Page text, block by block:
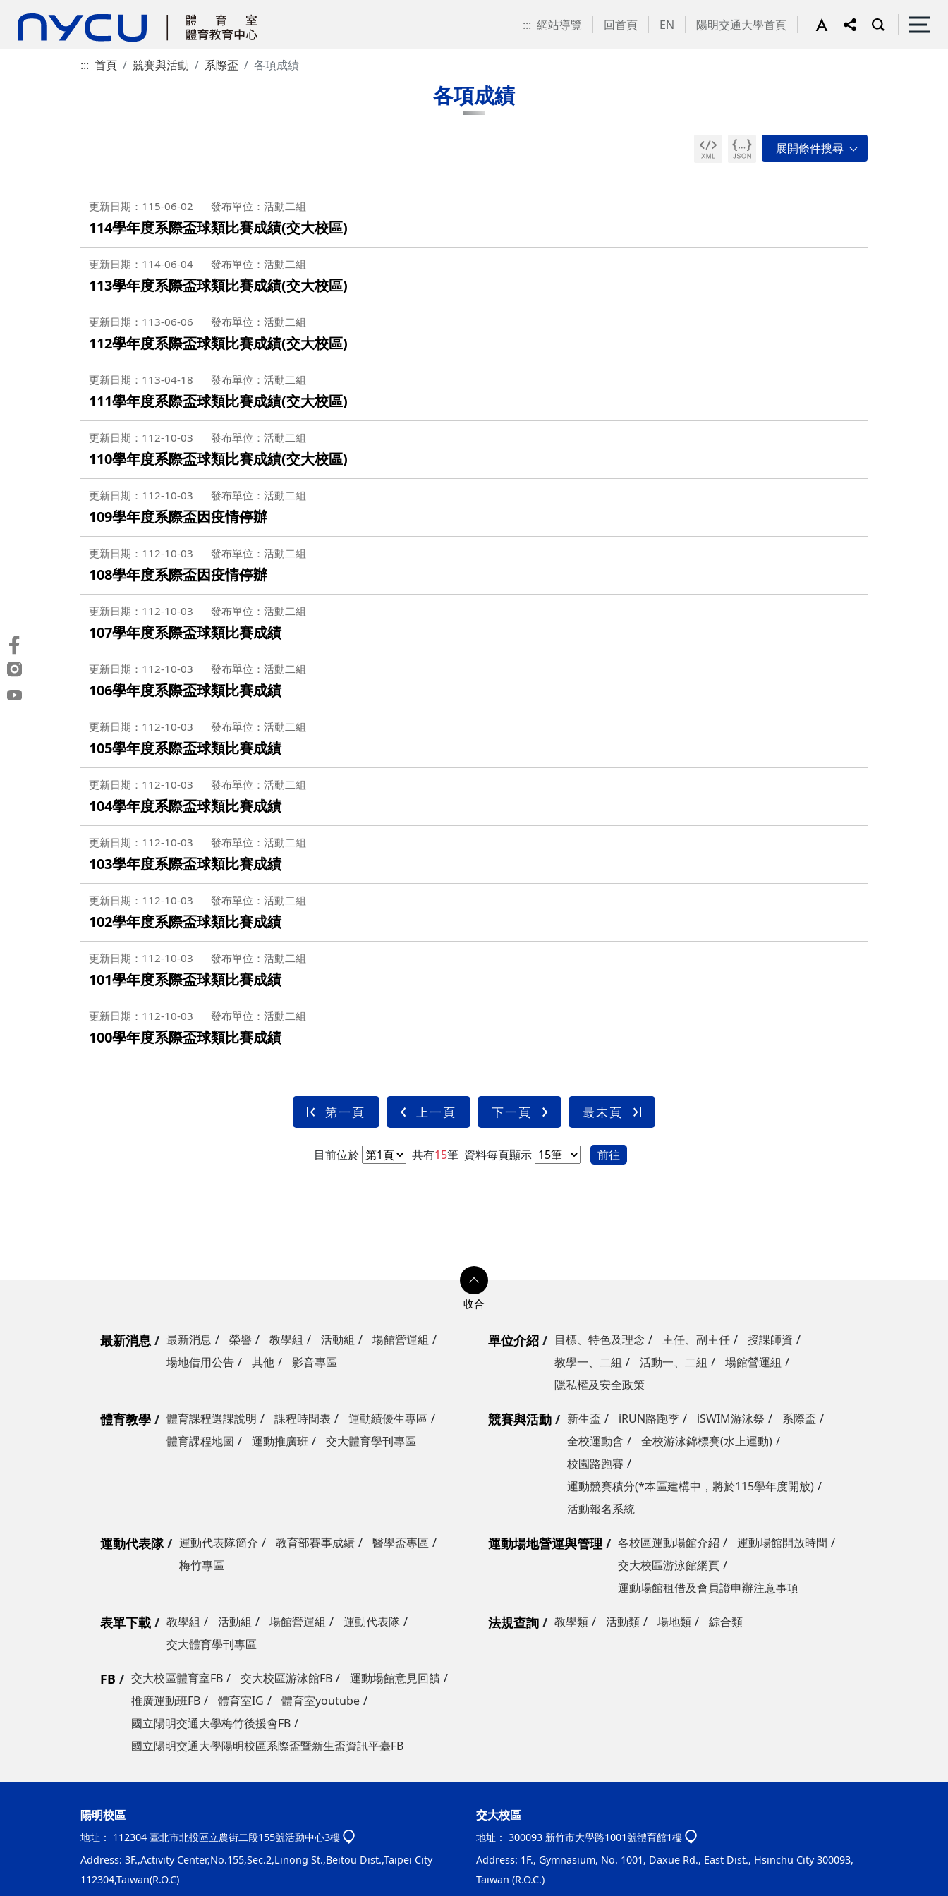
::: 網站導覽 回首頁 EN 陽明交通大學首頁
::: 首頁 競賽與活動 系際盃 各項成績
各項成績
更新日期：115-06-02 發布單位：活動二組
114學年度系際盃球類比賽成績(交大校區)
更新日期：114-06-04 發布單位：活動二組
113學年度系際盃球類比賽成績(交大校區)
更新日期：113-06-06 發布單位：活動二組
112學年度系際盃球類比賽成績(交大校區)
更新日期：113-04-18 發布單位：活動二組
111學年度系際盃球類比賽成績(交大校區)
更新日期：112-10-03 發布單位：活動二組
110學年度系際盃球類比賽成績(交大校區)
更新日期：112-10-03 發布單位：活動二組
109學年度系際盃因疫情停辦
更新日期：112-10-03 發布單位：活動二組
108學年度系際盃因疫情停辦
更新日期：112-10-03 發布單位：活動二組
107學年度系際盃球類比賽成績
更新日期：112-10-03 發布單位：活動二組
106學年度系際盃球類比賽成績
更新日期：112-10-03 發布單位：活動二組
105學年度系際盃球類比賽成績
更新日期：112-10-03 發布單位：活動二組
104學年度系際盃球類比賽成績
更新日期：112-10-03 發布單位：活動二組
103學年度系際盃球類比賽成績
更新日期：112-10-03 發布單位：活動二組
102學年度系際盃球類比賽成績
更新日期：112-10-03 發布單位：活動二組
101學年度系際盃球類比賽成績
更新日期：112-10-03 發布單位：活動二組
100學年度系際盃球類比賽成績
第一頁 上一頁 下一頁 最末頁
目前位於 共有15筆 資料每頁顯示 前往
最新消息 最新消息 榮譽 教學組 活動組
場館營運組
場地借用公告
其他 影音專區
單位介紹 目標、特色及理念 主任、副主任
授課師資
教學一、二組
活動一、二組
場館營運組
隱私權及安全政策
體育教學 體育課程選課說明 課程時間表
運動績優生專區
體育課程地圖
運動推廣班 交大體育學刊專區
競賽與活動 新生盃 iRUN路跑季 iSWIM游泳祭
系際盃
全校運動會
全校游泳錦標賽(水上運動)
校園路跑賽
運動競賽積分(*本區建構中，將於115學年度開放)
活動報名系統
運動代表隊 運動代表隊簡介 教育部賽事成績
醫學盃專區
梅竹專區
運動場地營運與管理 各校區運動場館介紹
運動場館開放時間
交大校區游泳館網頁
運動場館租借及會員證申辦注意事項
表單下載 教學組 活動組 場館營運組
運動代表隊
交大體育學刊專區
法規查詢 教學類 活動類 場地類 綜合類
FB 交大校區體育室FB 交大校區游泳館FB
運動場館意見回饋
推廣運動班FB
體育室IG
體育室youtube
國立陽明交通大學梅竹後援會FB
國立陽明交通大學陽明校區系際盃暨新生盃資訊平臺FB
陽明校區
地址： 112304 臺北市北投區立農街二段155號活動中心3樓
Address: 3F.,Activity Center,No.155,Sec.2,Linong St.,Beitou Dist.,Taipei City
112304,Taiwan(R.O.C)
交大校區
地址： 300093 新竹市大學路1001號體育館1樓
Address: 1F., Gymnasium, No. 1001, Daxue Rd., East Dist., Hsinchu City 300093,
Taiwan (R.O.C.)